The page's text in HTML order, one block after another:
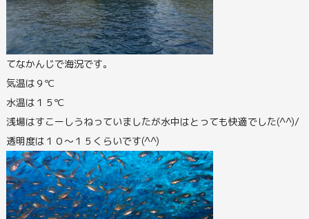
てなかんじで海況です。
気温は９℃
水温は１５℃
浅場はすこーしうねっていましたが水中はとっても快適でした(^^)/
透明度は１０～１５くらいです(^^)